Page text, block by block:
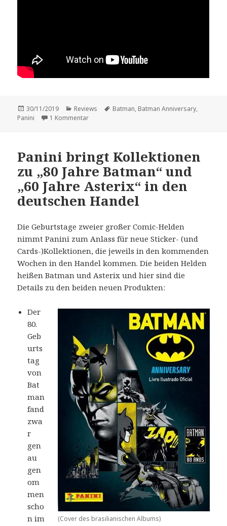
Veröffentlicht
am
30/11/2019 Kategorien
Reviews Schlagwörter
Batman, Batman Anniversary,
Panini
1 Kommentarzu Vorstellung: „Batman Anniversary“.
Panini bringt Kollektionen
zu „80 Jahre Batman“ und
„60 Jahre Asterix“ in den
deutschen Handel
Die Geburtstage zweier großer Comic-Helden
nimmt Panini zum Anlass für neue Sticker- (und
Cards-)Kollektionen, die jeweils in den kommenden
Wochen in den Handel kommen. Die beiden Helden
heißen Batman und Asterix und hier sind die
Details zu den beiden neuen Produkten:
(Cover des brasilianischen Albums)
Der
80.
Geb
urts
tag
von
Bat
man
fand
zwa
r
gen
au
gen
om
men
scho
n im